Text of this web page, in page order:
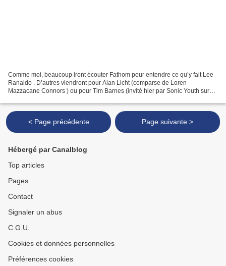
Comme moi, beaucoup iront écouter Fathom pour entendre ce qu’y fait Lee
Ranaldo . D’autres viendront pour Alan Licht (comparse de Loren
Mazzacane Connors ) ou pour Tim Barnes (invité hier par Sonic Youth sur
< Page précédente Page suivante >
Hébergé par Canalblog
Top articles
Pages
Contact
Signaler un abus
C.G.U.
Cookies et données personnelles
Préférences cookies